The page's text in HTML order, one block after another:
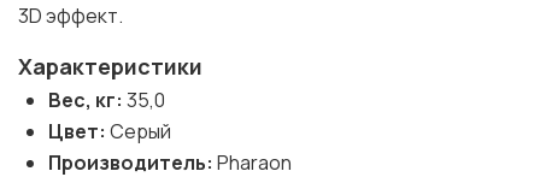
3D эффект.
Характеристики
Вес, кг: 35,0
Цвет: Серый
Производитель: Pharaon